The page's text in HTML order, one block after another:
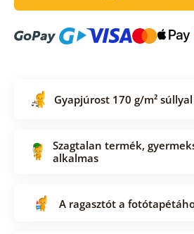
Gyapjúrost 170 g/m² súllyal
Szagtalan termék,
alkalmas
A ragasztót a